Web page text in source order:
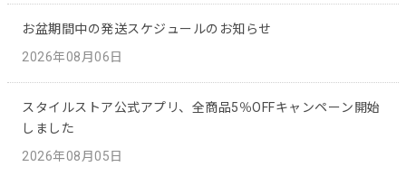
お盆期間中の発送スケジュールのお知らせ
2026年08月06日
スタイルストア公式アプリ、全商品5％OFFキャンペーン開始
しました
2026年08月05日